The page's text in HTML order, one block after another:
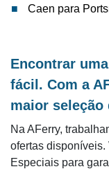
Caen para
Encontrar
fácil. Com a
maior seleção
Na AFerry,
ofertas
Especiais para